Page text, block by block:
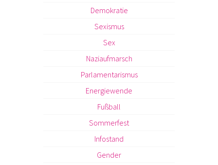
Demokratie
Sexismus
Sex
Naziaufmarsch
Parlamentarismus
Energiewende
Fußball
Sommerfest
Infostand
Gender